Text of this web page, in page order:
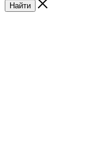
Найти